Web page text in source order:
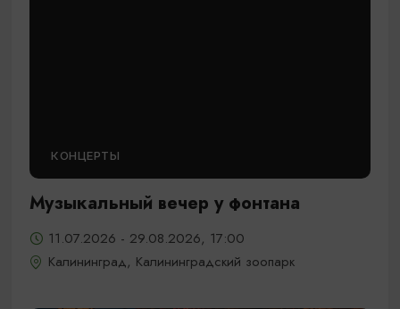
КОНЦЕРТЫ
Музыкальный вечер у фонтана
11.07.2026 - 29.08.2026, 17:00
Калининград, Калининградский зоопарк